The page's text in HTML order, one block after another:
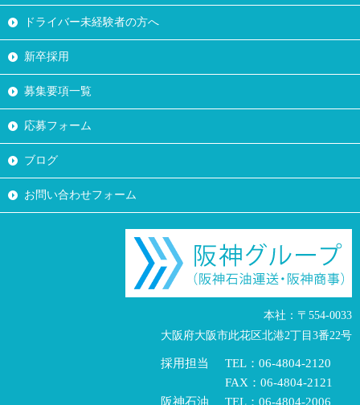
ドライバー未経験者の方へ
新卒採用
募集要項一覧
応募フォーム
ブログ
お問い合わせフォーム
本社：〒554-0033
大阪府大阪市此花区北港2丁目3番22号
採用担当
TEL：06-4804-2120
FAX：06-4804-2121
阪神石油
TEL：06-4804-2006